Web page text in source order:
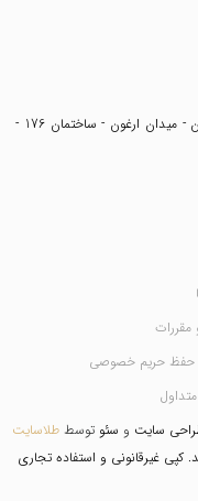
تهران - شهر گلستان - بلوار گلستان - میدان ارغون - ساختمان 176 -
مقررات
حریم خصوصی
سایت و سئو توسط طلاسایت
کپی غیرقانونی و استفاده تجاری